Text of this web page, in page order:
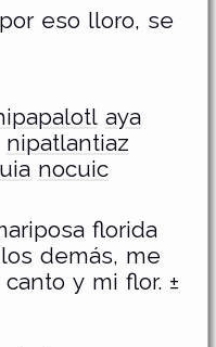
eso lloro, se
aya
nipatlantiaz
nocuic
florida
demás, me
y mi flor. ±